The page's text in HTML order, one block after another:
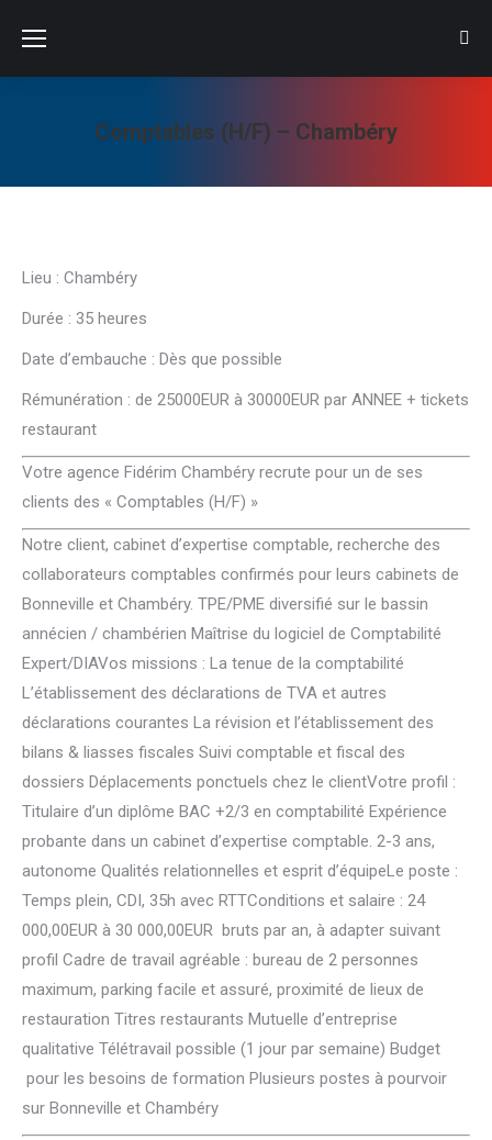
Comptables (H/F) – Chambéry
Lieu : Chambéry
Durée : 35 heures
Date d’embauche : Dès que possible
Rémunération : de 25000EUR à 30000EUR par ANNEE + tickets
restaurant
Votre agence Fidérim Chambéry recrute pour un de ses
clients des « Comptables (H/F) »
Notre client, cabinet d’expertise comptable, recherche des
collaborateurs comptables confirmés pour leurs cabinets de
Bonneville et Chambéry. TPE/PME diversifié sur le bassin
annécien / chambérien Maîtrise du logiciel de Comptabilité
Expert/DIAVos missions : La tenue de la comptabilité
L’établissement des déclarations de TVA et autres
déclarations courantes La révision et l’établissement des
bilans & liasses fiscales Suivi comptable et fiscal des
dossiers Déplacements ponctuels chez le clientVotre profil :
Titulaire d’un diplôme BAC +2/3 en comptabilité Expérience
probante dans un cabinet d’expertise comptable. 2-3 ans,
autonome Qualités relationnelles et esprit d’équipeLe poste :
Temps plein, CDI, 35h avec RTTConditions et salaire : 24
000,00EUR à 30 000,00EUR bruts par an, à adapter suivant
profil Cadre de travail agréable : bureau de 2 personnes
maximum, parking facile et assuré, proximité de lieux de
restauration Titres restaurants Mutuelle d’entreprise
qualitative Télétravail possible (1 jour par semaine) Budget
pour les besoins de formation Plusieurs postes à pourvoir
sur Bonneville et Chambéry